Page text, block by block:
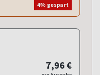
4% gespart
7,96 €